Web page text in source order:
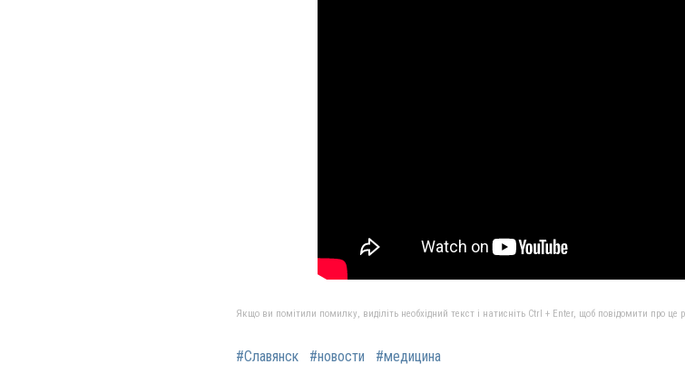
Якщо ви помітили помилку, виділіть необхідний текст і натисніть Ctrl + Enter, щоб повідомити про це
#Славянск #новости #медицина